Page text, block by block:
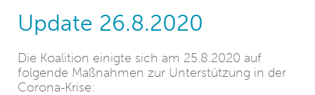
Update 26.8.2020
Die Koalition einigte sich am 25.8.2020 auf
folgende Maßnahmen zur Unterstützung in der
Corona-Krise: